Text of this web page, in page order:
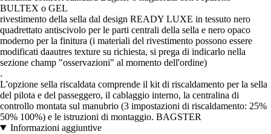
BULTEX o GEL
rivestimento della sella dal design READY LUXE in tessuto nero
quadrettato antiscivolo per le parti centrali della sella e nero opaco
moderno per la finitura (i materiali del rivestimento possono essere
modificati daautres texture su richiesta, si prega di indicarlo nella
sezione champ "osservazioni" al momento dell'ordine)
.
L'opzione sella riscaldata comprende il kit di riscaldamento per la sella
del pilota e del passeggero, il cablaggio interno, la centralina di
controllo montata sul manubrio (3 impostazioni di riscaldamento: 25%
50% 100%) e le istruzioni di montaggio. BAGSTER
Informazioni aggiuntive